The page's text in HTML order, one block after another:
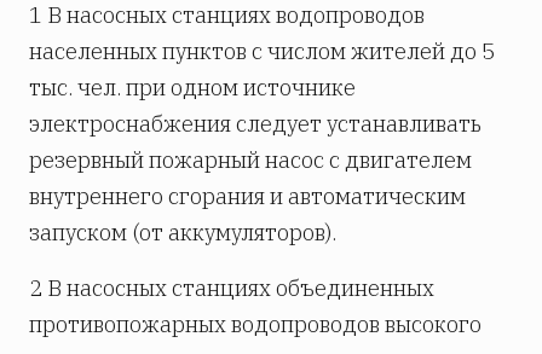
1 В насосных станциях водопроводов
населенных пунктов с числом жителей до 5
тыс. чел. при одном источнике
электроснабжения следует устанавливать
резервный пожарный насос с двигателем
внутреннего сгорания и автоматическим
запуском (от аккумуляторов).
2 В насосных станциях объединенных
противопожарных водопроводов высокого